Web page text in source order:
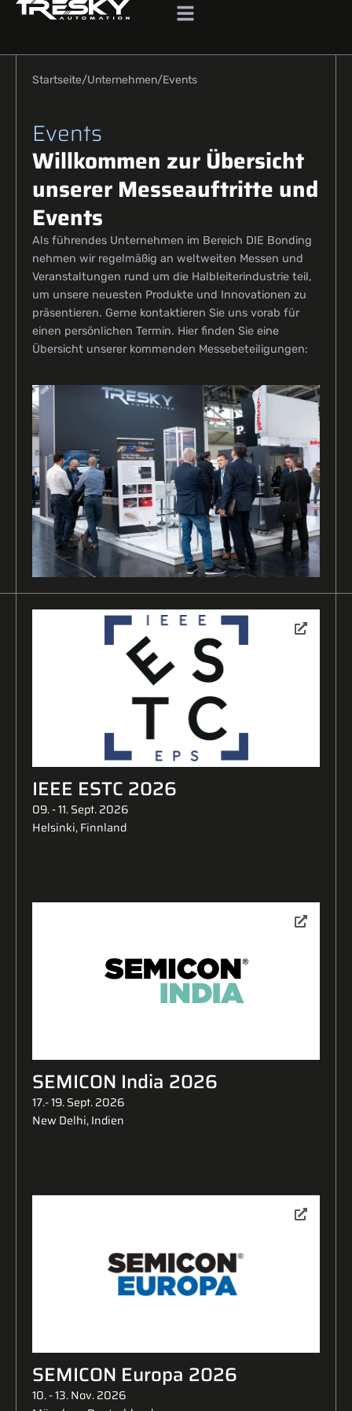
Startseite Unternehmen Events
Events
Willkommen zur Übersicht
unserer Messeauftritte und
Events
Als führendes Unternehmen im Bereich DIE Bonding
nehmen wir regelmäßig an weltweiten Messen und
Veranstaltungen rund um die Halbleiterindustrie teil,
um unsere neuesten Produkte und Innovationen zu
präsentieren. Gerne kontaktieren Sie uns vorab für
einen persönlichen Termin. Hier finden Sie eine
Übersicht unserer kommenden Messebeteiligungen:
IEEE ESTC 2026
09. - 11. Sept. 2026
Helsinki, Finnland
SEMICON India 2026
17.- 19. Sept. 2026
New Delhi, Indien
SEMICON Europa 2026
10. - 13. Nov. 2026